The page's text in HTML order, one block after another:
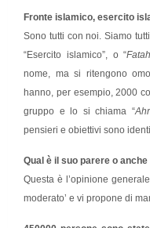
Fronte islamico, esercito
Sono tutti con noi. Siamo
“Esercito islamico”, o “
nome, ma si ritengono
hanno, per esempio, 2000
gruppo e lo si chiama “
pensieri e obiettivi sono
Qual è il suo parere o
Questa è l’opinione
moderato’ e vi propone di